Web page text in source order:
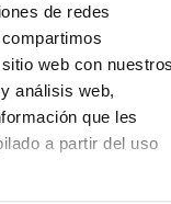
de redes
web con
análisis web,
que les
a partir del uso
operaciones
especial,
un grupo
extensa
a lo cual,